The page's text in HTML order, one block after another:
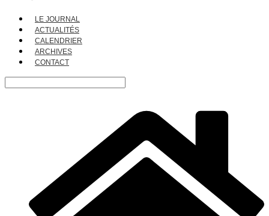
LE JOURNAL
ACTUALITÉS
CALENDRIER
ARCHIVES
CONTACT